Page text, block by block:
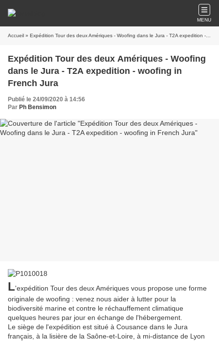
MENU
Accueil » Expédition Tour des deux Amériques - Woofing dans le Jura - T2A expedition - woofing in French Jura
Expédition Tour des deux Amériques - Woofing
dans le Jura - T2A expedition - woofing in
French Jura
Publié le 24/09/2020 à 14:56
Par Ph Bensimon
L'expédition Tour des deux Amériques vous propose une forme
originale de woofing : venez nous aider à lutter pour la
biodiversité marine et contre le réchauffement climatique
quelques heures par jour en échange de l'hébergement.
Le siège de l'expédition est situé à Cousance dans le Jura
français, à la lisière de la Saône-et-Loire, à mi-distance de Lyon